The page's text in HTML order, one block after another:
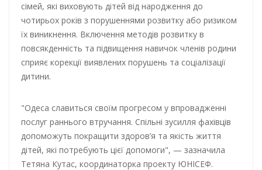
сімей, які виховують дітей від народження до
чотирьох років з порушеннями розвитку або ризиком
їх виникнення. Включення методів розвитку в
повсякденність та підвищення навичок членів родини
сприяє корекції виявлених порушень та соціалізації
дитини.
"Одеса славиться своїм прогресом у впровадженні
послуг раннього втручання. Спільні зусилля фахівців
допоможуть покращити здоров’я та якість життя
дітей, які потребують цієї допомоги", — зазначила
Тетяна Кутас, координаторка проекту ЮНІСЕФ.